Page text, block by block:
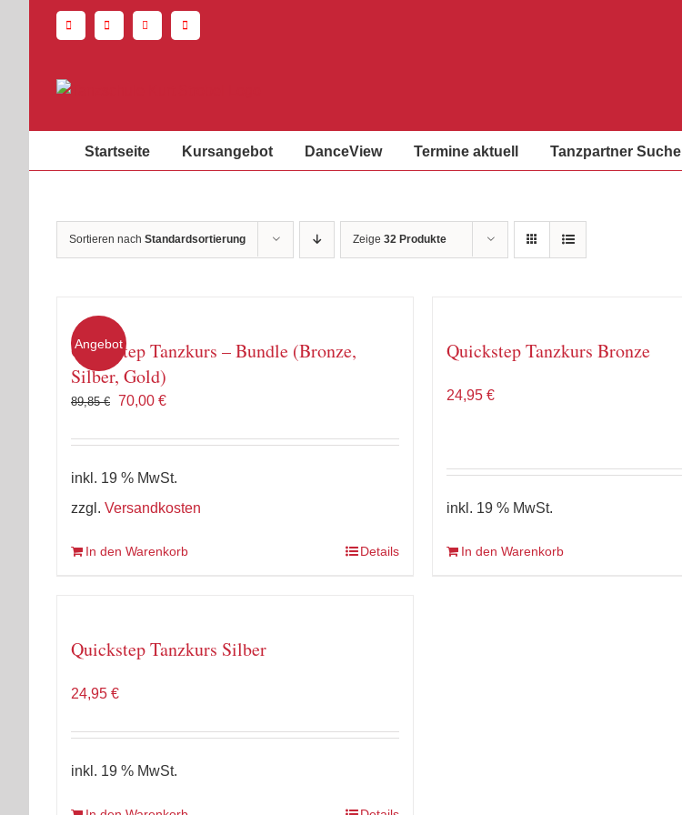
Startseite Kursangebot DanceView Termine aktuell Tanzpartner Suche
Sortieren nach Standardsortierung Zeige 32 Produkte
Angebot
Quickstep Tanzkurs – Bundle (Bronze,
Silber, Gold)
89,85€ Ursprünglicher
war:
70,00 €Aktueller
ist:
inkl. 19 % MwSt.
zzgl. Versandkosten
In den Warenkorb Details
Quickstep Tanzkurs Bronze
24,95€
inkl. 19 % MwSt.
In den Warenkorb
Quickstep Tanzkurs Silber
24,95 €
inkl. 19 % MwSt.